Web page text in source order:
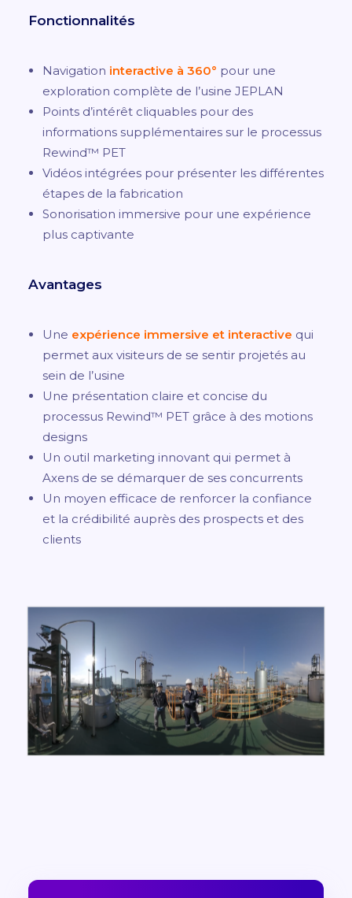
Fonctionnalités
Navigation interactive à 360° pour une
exploration complète de l’usine JEPLAN
Points d’intérêt cliquables pour des
informations supplémentaires sur le processus
Rewind™ PET
Vidéos intégrées pour présenter les différentes
étapes de la fabrication
Sonorisation immersive pour une expérience
plus captivante
Avantages
Une expérience immersive et interactive qui
permet aux visiteurs de se sentir projetés au
sein de l’usine
Une présentation claire et concise du
processus Rewind™ PET grâce à des motions
designs
Un outil marketing innovant qui permet à
Axens de se démarquer de ses concurrents
Un moyen efficace de renforcer la confiance
et la crédibilité auprès des prospects et des
clients